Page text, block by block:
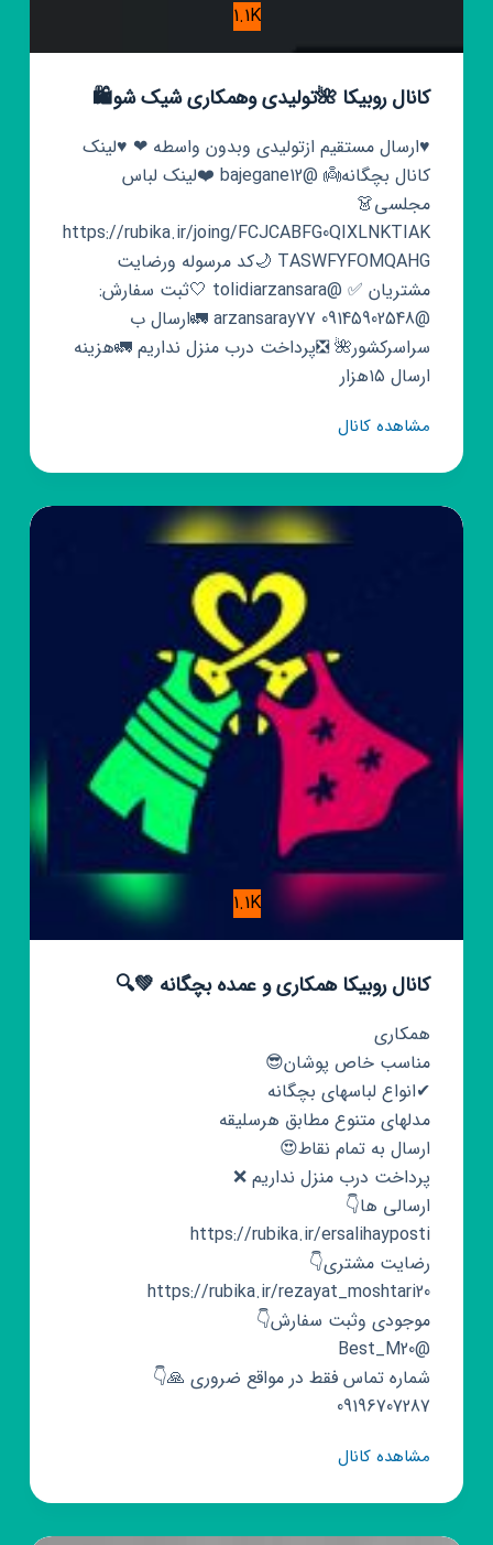
1.1K
کانال روبیکا 🌺تولیدی وهمکاری شیک شو🛍
♥ارسال مستقیم ازتولیدی وبدون واسطه ❤ ♥لینک
کانال بچگانه👼 @bajegane12 ❤️لینک لباس
مجلسی👗
https://rubika.ir/joing/FCJCABFG0QIXLNKTIAK
TASWFYFOMQAHG 🌙کد مرسوله ورضایت
مشتریان ✅️ @tolidiarzansara 🤍ثبت سفارش:
@arzansaray77 09145902548 🚛ارسال ب
سراسرکشور🌺 ❎️پرداخت درب منزل نداریم 🚛هزینه
ارسال ۱۵هزار
مشاهده کانالکانال
🌺
تولیدی
وهمکاری
شیک
1.1K
کانال روبیکا همکاری و عمده بچگانه 💚🔍
همکاری
مناسب خاص پوشان😎
✔انواع لباسهای بچگانه
مدلهای متنوع مطابق هرسلیقه
ارسال به تمام‌‌ نقاط😍
پرداخت درب منزل نداریم ❌
ارسالی ها👇
https://rubika.ir/ersalihayposti
رضایت مشتری👇
https://rubika.ir/rezayat_moshtari20
موجودی وثبت سفارش👇
@Best_M20
شماره تماس فقط در مواقع ضروری 🙏👇
09196707287
مشاهده کانالکانال
همکاری
و